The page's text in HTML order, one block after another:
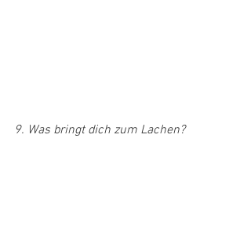
9. Was bringt dich zum Lachen?